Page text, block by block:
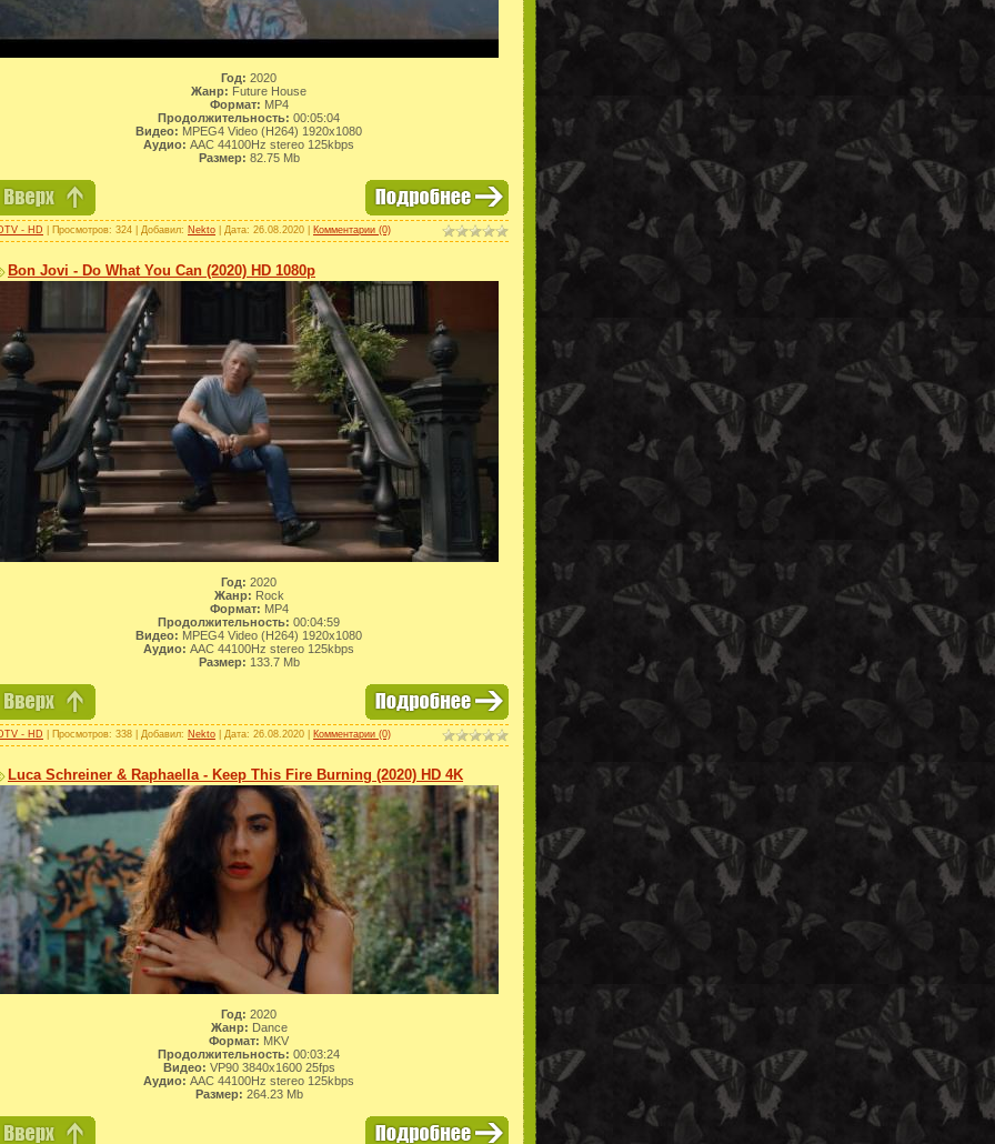
Год: 2020
Жанр: Future House
Формат: MP4
Продолжительность: 00:05:04
Видео: MPEG4 Video (H264) 1920x1080
Аудио: AAC 44100Hz stereo 125kbps
Размер: 82.75 Mb
- HD | Просмотров: 324 | Добавил: Nekto | Дата: 26.08.2020 Комментарии (0)
Bon Jovi - Do What You Can (2020) HD 1080p
Год: 2020
Жанр: Rock
Формат: MP4
Продолжительность: 00:04:59
Видео: MPEG4 Video (H264) 1920x1080
Аудио: AAC 44100Hz stereo 125kbps
Размер: 133.7 Mb
- HD | Просмотров: 338 | Добавил: Nekto | Дата: 26.08.2020 Комментарии (0)
Luca Schreiner & Raphaella - Keep This Fire Burning (2020) HD 4K
Год: 2020
Жанр: Dance
Формат: MKV
Продолжительность: 00:03:24
Видео: VP90 3840x1600 25fps
Аудио: AAC 44100Hz stereo 125kbps
Размер: 264.23 Mb